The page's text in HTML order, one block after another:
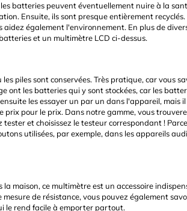
batteries peuvent éventuellement nuire à la
Ensuite, ils sont presque entièrement
aidez également l'environnement. En plus de
et un multimètre LCD ci-dessus.
piles sont conservées. Très pratique, car vous
ont les batteries qui y sont stockées, car les
les essayer un par un dans l'appareil, mais
pour le prix. Dans notre gamme, vous
et choisissez le testeur correspondant !
utilisées, par exemple, dans les appareils
maison, ce multimètre est un accessoire
de résistance, vous pouvez également
le rend facile à emporter partout.